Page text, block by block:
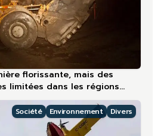
florissante, mais des
limitées dans les régions
Société Environnement Divers